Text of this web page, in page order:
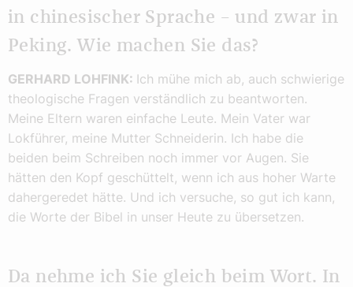
in chinesischer Sprache – und zwar in
Peking. Wie machen Sie das?
GERHARD LOHFINK: Ich mühe mich ab, auch schwierige
theologische Fragen verständlich zu beantworten.
Meine Eltern waren einfache Leute. Mein Vater war
Lokführer, meine Mutter Schneiderin. Ich habe die
beiden beim Schreiben noch immer vor Augen. Sie
hätten den Kopf geschüttelt, wenn ich aus hoher Warte
dahergeredet hätte. Und ich versuche, so gut ich kann,
die Worte der Bibel in unser Heute zu übersetzen.
Da nehme ich Sie gleich beim Wort. In